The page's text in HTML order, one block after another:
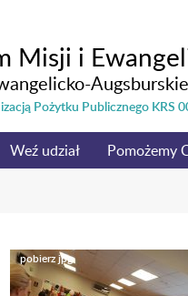
Misji i
Pożytku Publicznego KRS
Weź udział Pomożemy